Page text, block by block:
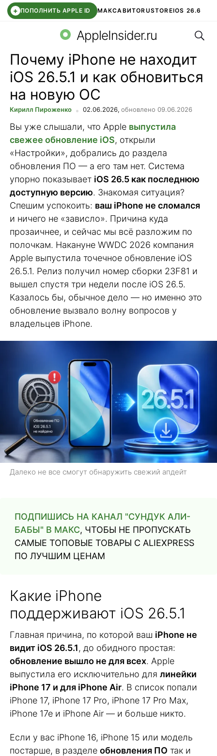
+ ПОПОЛНИТЬ APPLE ID МАКСАВИТОRUSTOREIOS 26.6
СБЕР КИДС ВТБ ОНЛАЙН ЧАТ В ROBLOX
AppleInsider.ru
Почему iPhone не находит
iOS 26.5.1 и как обновиться
на новую ОС
Кирилл Пироженко 02.06.2026, обновлено 09.06.2026
Вы уже слышали, что Apple выпустила
свежее обновление iOS, открыли
«Настройки», добрались до раздела
обновления ПО — а его там нет. Система
упорно показывает iOS 26.5 как последнюю
доступную версию. Знакомая ситуация?
Спешим успокоить: ваш iPhone не сломался
и ничего не «зависло». Причина куда
прозаичнее, и сейчас мы всё разложим по
полочкам. Накануне WWDC 2026 компания
Apple выпустила точечное обновление iOS
26.5.1. Релиз получил номер сборки 23F81 и
вышел спустя три недели после iOS 26.5.
Казалось бы, обычное дело — но именно это
обновление вызвало волну вопросов у
владельцев iPhone.
Далеко не все смогут обнаружить свежий апдейт
ПОДПИШИСЬ НА КАНАЛ "СУНДУК АЛИ-
БАБЫ" В МАКС, ЧТОБЫ НЕ ПРОПУСКАТЬ
САМЫЕ ТОПОВЫЕ ТОВАРЫ С ALIEXPRESS
ПО ЛУЧШИМ ЦЕНАМ
Какие iPhone
поддерживают iOS 26.5.1
Главная причина, по которой ваш iPhone не
видит iOS 26.5.1, до обидного простая:
обновление вышло не для всех. Apple
выпустила его исключительно для линейки
iPhone 17 и для iPhone Air. В список попали
iPhone 17, iPhone 17 Pro, iPhone 17 Pro Max,
iPhone 17e и iPhone Air — и больше никто.
Если у вас iPhone 16, iPhone 15 или модель
постарше, в разделе обновления ПО так и